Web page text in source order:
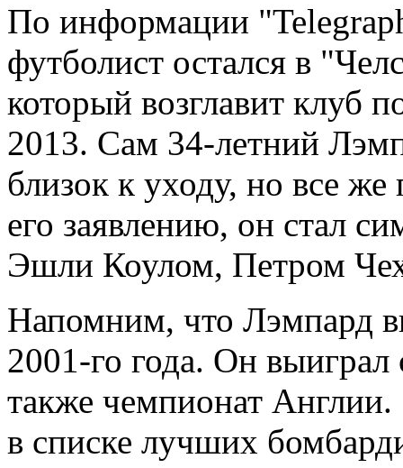
По информации
футболист остался в
который возглавит клуб
2013. Сам 34-летний
близок к уходу, но все
его заявлению, он стал
Эшли Коулом, Петром
Напомним, что Лэмпард
2001-го года. Он
также чемпионат
в списке лучших